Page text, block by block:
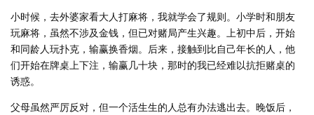
小时候，去外婆家看大人打麻将，我就学会了规则。小学时和朋友
玩麻将，虽然不涉及金钱，但已对赌局产生兴趣。上初中后，开始
和同龄人玩扑克，输赢换香烟。后来，接触到比自己年长的人，他
们开始在牌桌上下注，输赢几十块，那时的我已经难以抗拒赌桌的
诱惑。
父母虽然严厉反对，但一个活生生的人总有办法逃出去。晚饭后，